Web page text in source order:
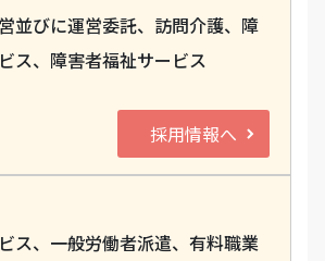
並びに運営委託、訪問介護、障
ス、障害者福祉サービス
採用情報へ
ス、一般労働者派遣、有料職業